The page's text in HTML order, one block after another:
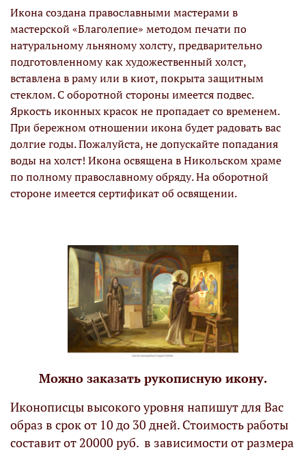
Икона создана православными мастерами в
мастерской «Благолепие» методом печати по
натуральному льняному холсту, предварительно
подготовленному как художественный холст,
вставлена в раму или в киот, покрыта защитным
стеклом. С оборотной стороны имеется подвес.
Яркость иконных красок не пропадает со временем.
При бережном отношении икона будет радовать вас
долгие годы. Пожалуйста, не допускайте попадания
воды на холст! Икона освящена в Никольском храме
по полному православному обряду. На оборотной
стороне имеется сертификат об освящении.
Можно заказать рукописную икону.
Иконописцы высокого уровня напишут для Вас
образ в срок от 10 до 30 дней. Стоимость работы
составит от 20000 руб. в зависимости от размера